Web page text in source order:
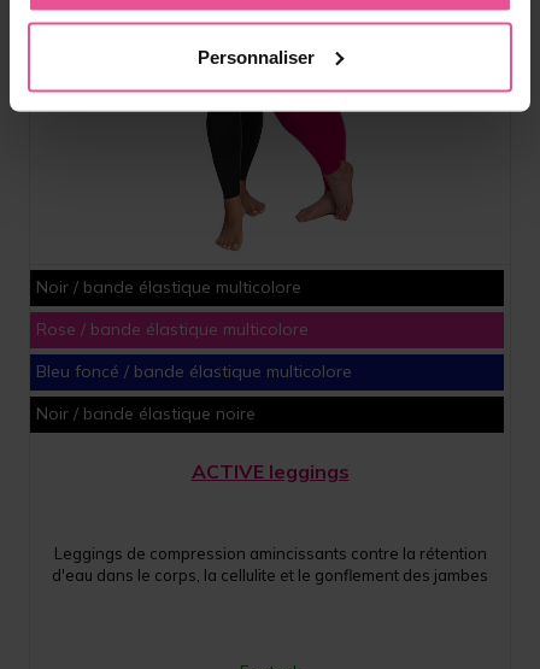
Personnaliser
Noir / bande élastique multicolore
Rose / bande élastique multicolore
Bleu foncé / bande élastique multicolore
Noir / bande élastique noire
ACTIVE leggings
Leggings de compression amincissants contre la rétention
d'eau dans le corps, la cellulite et le gonflement des jambes